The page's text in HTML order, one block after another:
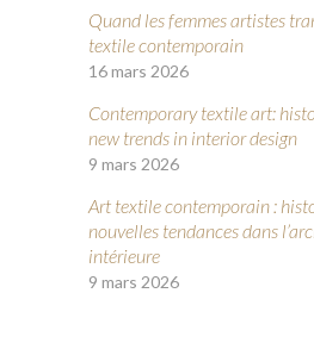
Quand les femmes artistes
textile contemporain
16 mars 2026
Contemporary textile art:
new trends in interior design
9 mars 2026
Art textile contemporain :
nouvelles tendances dans
intérieure
9 mars 2026